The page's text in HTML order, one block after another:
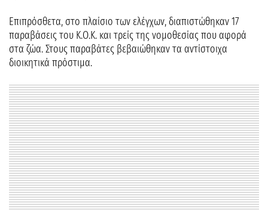
Επιπρόσθετα, στο πλαίσιο των ελέγχων, διαπιστώθηκαν 17
παραβάσεις του Κ.Ο.Κ. και τρείς της νομοθεσίας που αφορά
στα ζώα. Στους παραβάτες βεβαιώθηκαν τα αντίστοιχα
διοικητικά πρόστιμα.